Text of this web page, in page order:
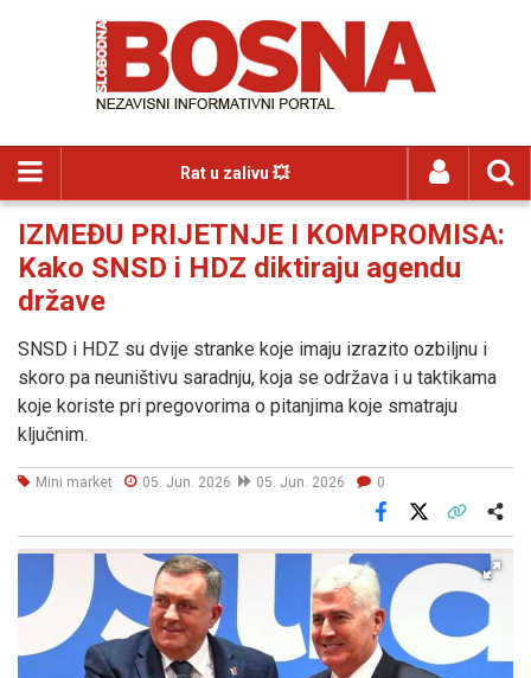
Rat u zalivu 💥
IZMEĐU PRIJETNJE I KOMPROMISA:
Kako SNSD i HDZ diktiraju agendu
države
SNSD i HDZ su dvije stranke koje imaju izrazito ozbiljnu i
skoro pa neuništivu saradnju, koja se održava i u taktikama
koje koriste pri pregovorima o pitanjima koje smatraju
ključnim.
Mini market 05. Jun. 2026 05. Jun. 2026 0
Facebook